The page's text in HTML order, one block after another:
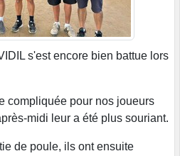
s'est encore bien battue lors
compliquée pour nos joueurs
midi leur a été plus souriant.
de poule, ils ont ensuite